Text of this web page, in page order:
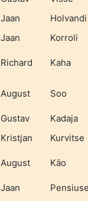
Jaan
Holvandi
Jaan Korroli
Richard Kaha
August Soo
Gustav
Kadaja
Kristjan Kurvitse
August Käo
Jaan